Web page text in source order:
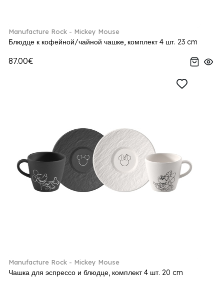
Manufacture Rock - Mickey Mouse
Блюдце к кофейной/чайной чашке, комплект 4 шт. 23 cm
87.00€
Manufacture Rock - Mickey Mouse
Чашка для эспрессо и блюдце, комплект 4 шт. 20 cm